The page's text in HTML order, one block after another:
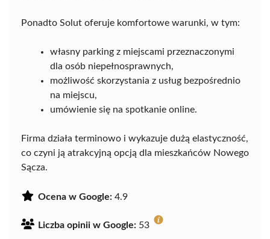
Ponadto Solut oferuje komfortowe warunki, w tym:
własny parking z miejscami przeznaczonymi
dla osób niepełnosprawnych,
możliwość skorzystania z usług bezpośrednio
na miejscu,
umówienie się na spotkanie online.
Firma działa terminowo i wykazuje dużą elastyczność,
co czyni ją atrakcyjną opcją dla mieszkańców Nowego
Sącza.
Ocena w Google: 4.9
Liczba opinii w Google: 53